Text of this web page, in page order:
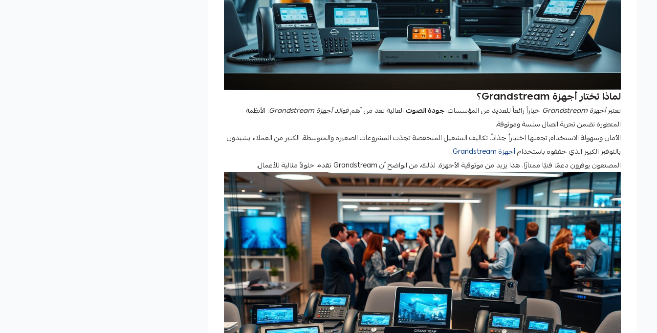
لماذا تختار أجهزة Grandstream؟
تعتبرأجهزة Grandstream خياراً رائعاً للعديد من المؤسسات.جودة الصوتالعالية تعد من أهمفوائد أجهزة Grandstream
. الأنظمة
المتطورة تضمن تجربة اتصال سلسة وموثوقة.
الأمان وسهولة الاستخدام تجعلها اختياراً جذاباً. تكاليف التشغيل المنخفضة تجذب المشروعات الصغيرة والمتوسطة. الكثير من العملاء يشيدون
بالتوفير الكبير الذي حققوه باستخدامأجهزة Grandstream
.
المصنعون يوفرون دعمًا فنيًا ممتازًا. هذا يزيد من موثوقية الأجهزة. لذلك، من الواضح أن Grandstream تقدم حلولاً مثالية للأعمال.